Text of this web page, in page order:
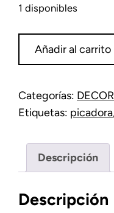
1 disponibles
STOCKHOLM
cantidad
Añadir al carrito
Categorías:
Etiquetas: picadora
Descripción
Descripción